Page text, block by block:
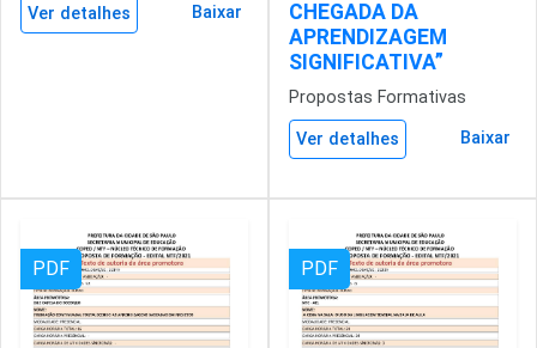
Ver detalhes Baixar
CHEGADA DA
APRENDIZAGEM
SIGNIFICATIVA”
Propostas Formativas
Ver detalhes Baixar
PDF PDF